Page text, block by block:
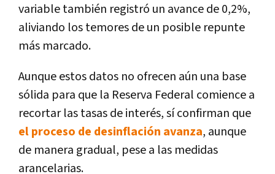
variable también registró un avance de 0,2%,
aliviando los temores de un posible repunte
más marcado.
Aunque estos datos no ofrecen aún una base
sólida para que la Reserva Federal comience a
recortar las tasas de interés, sí confirman que
el proceso de desinflación avanza, aunque
de manera gradual, pese a las medidas
arancelarias.